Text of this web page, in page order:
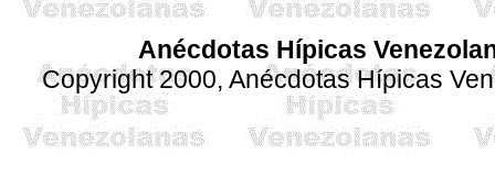
Anécdotas Hípicas
Copyright 2000, Anécdotas Hípicas